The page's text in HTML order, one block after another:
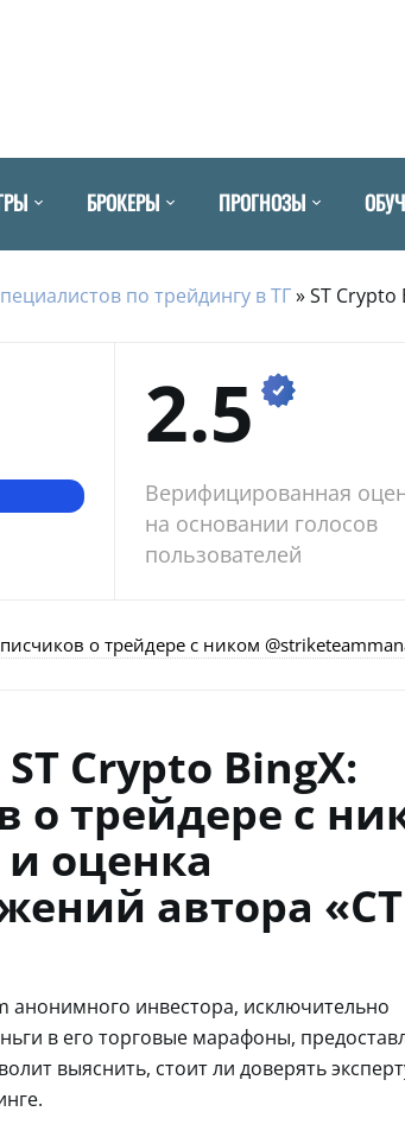
БРОКЕРЫ ПРОГНОЗЫ
по трейдингу в ТГ»ST Crypto
2.5
Верифицированная
на основании голосов
пользователей
о трейдере с ником
Crypto BingX:
о трейдере с
оценка
автора «СТ
анонимного инвестора, исключительно
в его торговые марафоны,
выяснить, стоит ли доверять